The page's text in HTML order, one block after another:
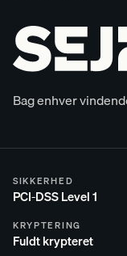
Bag enhver
SIKKERHED
PCI-DSS Level 1
KRYPTERING
Fuldt krypteret